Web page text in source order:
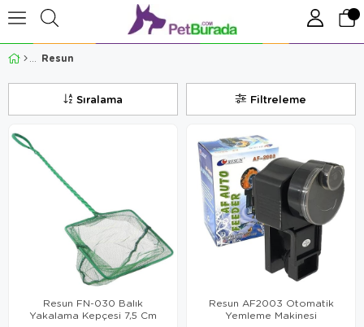
Resun
Filtreleme
Sıralama
Resun FN-030 Balık
Yakalama Kepçesi 7,5 Cm
Resun AF2003 Otomatik
Yemleme Makinesi